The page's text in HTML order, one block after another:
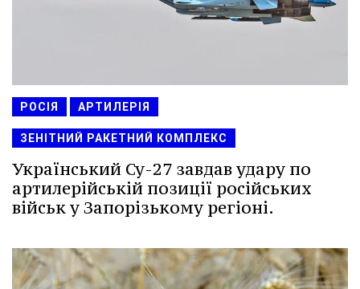
РОСІЯ АРТИЛЕРІЯ
ЗЕНІТНИЙ РАКЕТНИЙ КОМПЛЕКС
Український Су-27 завдав удару по
артилерійській позиції російських
військ у Запорізькому регіоні.